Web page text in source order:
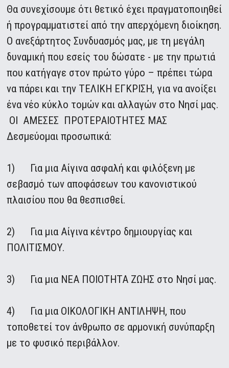
Θα συνεχίσουμε ότι θετικό έχει πραγματοποιηθεί
ή προγραμματιστεί από την απερχόμενη διοίκηση.
Ο ανεξάρτητος Συνδυασμός μας, με τη μεγάλη
δυναμική που εσείς του δώσατε - με την πρωτιά
που κατήγαγε στον πρώτο γύρο – πρέπει τώρα
να πάρει και την ΤΕΛΙΚΗ ΕΓΚΡΙΣΗ, για να ανοίξει
ένα νέο κύκλο τομών και αλλαγών στο Νησί μας.
ΟΙ ΑΜΕΣΕΣ ΠΡΟΤΕΡΑΙΟΤΗΤΕΣ ΜΑΣ
Δεσμεύομαι προσωπικά:
1) Για μια Αίγινα ασφαλή και φιλόξενη με
σεβασμό των αποφάσεων του κανονιστικού
πλαισίου που θα θεσπισθεί.
2) Για μια Αίγινα κέντρο δημιουργίας και
ΠΟΛΙΤΙΣΜΟΥ.
3) Για μια ΝΕΑ ΠΟΙΟΤΗΤΑ ΖΩΗΣ στο Νησί μας.
4) Για μια ΟΙΚΟΛΟΓΙΚΗ ΑΝΤΙΛΗΨΗ, που
τοποθετεί τον άνθρωπο σε αρμονική συνύπαρξη
με το φυσικό περιβάλλον.